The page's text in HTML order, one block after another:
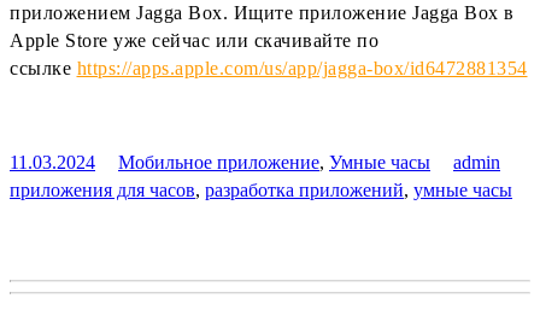
приложением Jagga Box. Ищите приложение Jagga Box в
Apple Store уже сейчас или скачивайте по
ссылке https://apps.apple.com/us/app/jagga-box/id6472881354
11.03.2024 Мобильное приложение, Умные часы
admin
приложения для часов, разработка приложений, умные часы